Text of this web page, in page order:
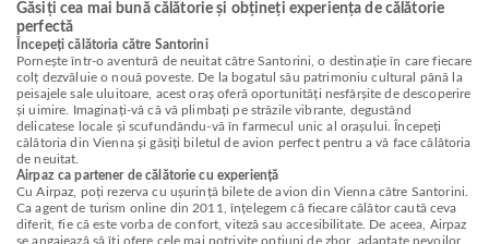
Găsiți cea mai bună călătorie și obțineți experiența de călătorie
perfectă
Începeți călătoria către Santorini
Pornește într-o aventură de neuitat către Santorini, o destinație în care fiecare
colț dezvăluie o nouă poveste. De la bogatul său patrimoniu cultural până la
peisajele sale uluitoare, acest oraș oferă oportunități nesfârșite de descoperire
și uimire. Imaginați-vă că vă plimbați pe străzile vibrante, degustând
delicatese locale și scufundându-vă în farmecul unic al orașului. Începeți
călătoria din Vienna și găsiți biletul de avion perfect pentru a vă face călătoria
de neuitat.
Airpaz ca partener de călătorie cu experiență
Cu Airpaz, poți rezerva cu ușurință bilete de avion din Vienna către Santorini.
Ca agent de turism online din 2011, înțelegem că fiecare călător caută ceva
diferit, fie că este vorba de confort, viteză sau accesibilitate. De aceea, Airpaz
se angajează să îți ofere cele mai potrivite opțiuni de zbor, adaptate nevoilor